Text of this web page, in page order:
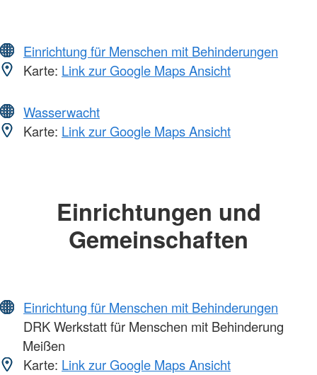
Einrichtung für Menschen mit Behinderungen
Karte: Link zur Google Maps Ansicht
Wasserwacht
Karte: Link zur Google Maps Ansicht
Einrichtungen und
Gemeinschaften
Einrichtung für Menschen mit Behinderungen
DRK Werkstatt für Menschen mit Behinderung
Meißen
Karte: Link zur Google Maps Ansicht